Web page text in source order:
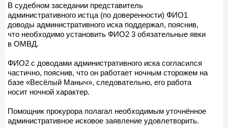
В судебном заседании представитель
административного истца (по доверенности) ФИО1
доводы административного иска поддержал, пояснив,
что необходимо установить ФИО2 3 обязательные явки
в ОМВД.
ФИО2 с доводами административного иска согласился
частично, пояснив, что он работает ночным сторожем на
базе «Весёлый Маныч», следовательно, его работа
носит ночной характер.
Помощник прокурора полагал необходимым уточнённое
административное исковое заявление удовлетворить.